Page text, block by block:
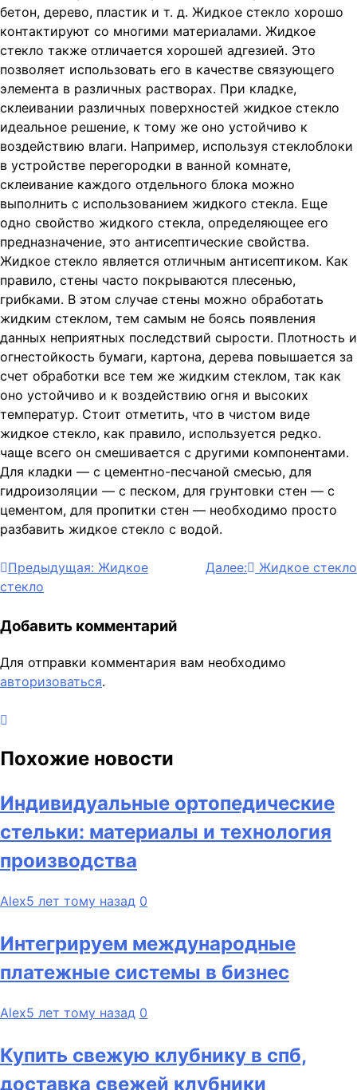
бетон, дерево, пластик и т. д. Жидкое стекло хорошо
контактируют со многими материалами. Жидкое
стекло также отличается хорошей адгезией. Это
позволяет использовать его в качестве связующего
элемента в различных растворах. При кладке,
склеивании различных поверхностей жидкое стекло
идеальное решение, к тому же оно устойчиво к
воздействию влаги. Например, используя стеклоблоки
в устройстве перегородки в ванной комнате,
склеивание каждого отдельного блока можно
выполнить с использованием жидкого стекла. Еще
одно свойство жидкого стекла, определяющее его
предназначение, это антисептические свойства.
Жидкое стекло является отличным антисептиком. Как
правило, стены часто покрываются плесенью,
грибками. В этом случае стены можно обработать
жидким стеклом, тем самым не боясь появления
данных неприятных последствий сырости. Плотность и
огнестойкость бумаги, картона, дерева повышается за
счет обработки все тем же жидким стеклом, так как
оно устойчиво и к воздействию огня и высоких
температур. Стоит отметить, что в чистом виде
жидкое стекло, как правило, используется редко.
чаще всего он смешивается с другими компонентами.
Для кладки — с цементно-песчаной смесью, для
гидроизоляции — с песком, для грунтовки стен — с
цементом, для пропитки стен — необходимо просто
разбавить жидкое стекло с водой.
Навигация
по
записям
Предыдущая: Жидкое
стекло
Далее: Жидкое стекло
Добавить комментарий
Для отправки комментария вам необходимо
авторизоваться.
Похожие новости
Индивидуальные ортопедические
стельки: материалы и технология
производства
Alex5 лет тому назад 0
Интегрируем международные
платежные системы в бизнес
Alex5 лет тому назад 0
Купить свежую клубнику в спб,
доставка свежей клубники